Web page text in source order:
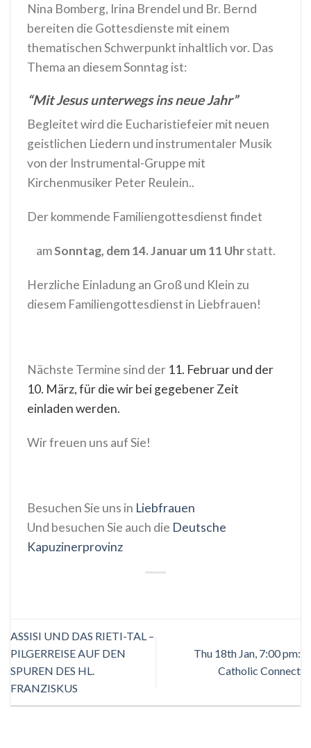
Nina Bomberg, Irina Brendel und Br. Bernd
bereiten die Gottesdienste mit einem
thematischen Schwerpunkt inhaltlich vor. Das
Thema an diesem Sonntag ist:
“Mit Jesus unterwegs ins neue Jahr”
Begleitet wird die Eucharistiefeier mit neuen
geistlichen Liedern und instrumentaler Musik
von der Instrumental-Gruppe mit
Kirchenmusiker Peter Reulein..
Der kommende Familiengottesdienst findet
amSonntag, dem 14. Januar um 11 Uhrstatt.
Herzliche Einladung an Groß und Klein zu
diesem Familiengottesdienst in Liebfrauen!
Nächste Termine sind der 11. Februar und der
10. März, für die wir bei gegebener Zeit
einladen werden.
Wir freuen uns auf Sie!
Besuchen Sie uns in Liebfrauen
Und besuchen Sie auch die Deutsche
Kapuzinerprovinz
ASSISI UND DAS RIETI-TAL –
PILGERREISE AUF DEN
SPUREN DES HL.
FRANZISKUS
Thu 18th Jan, 7:00 pm:
Catholic Connect